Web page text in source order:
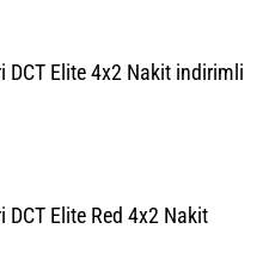
DCT Elite 4x2 Nakit indirimli
DCT Elite Red 4x2 Nakit